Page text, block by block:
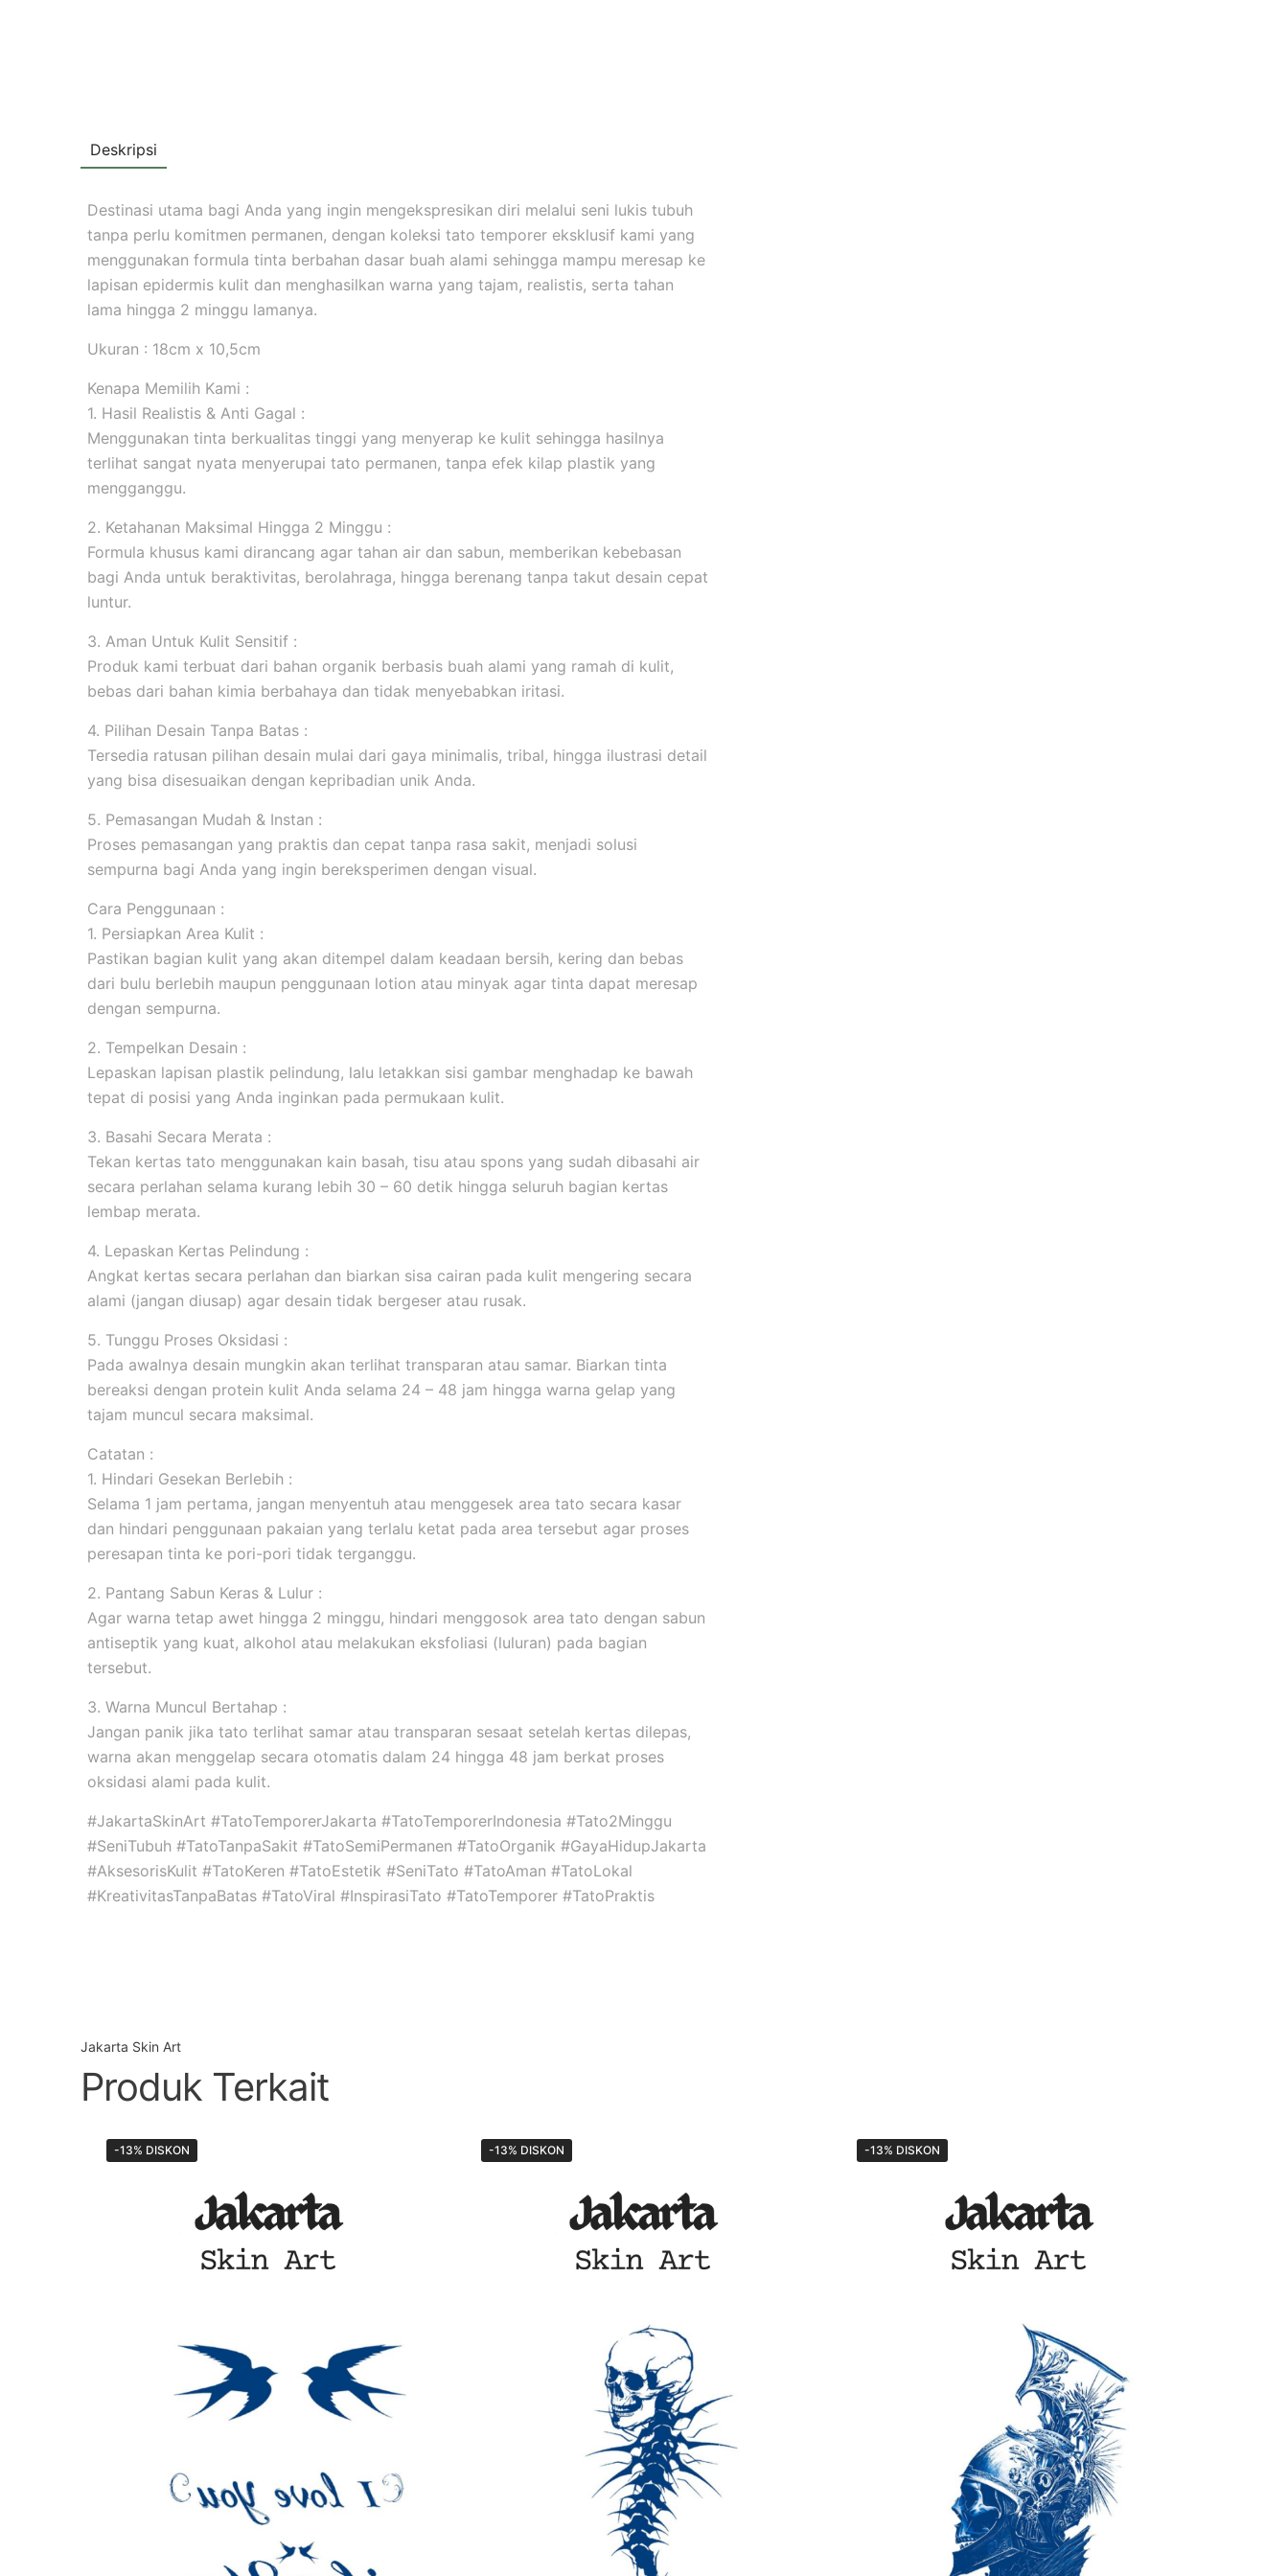
Deskripsi
Destinasi utama bagi Anda yang ingin mengekspresikan diri melalui seni lukis tubuh
tanpa perlu komitmen permanen, dengan koleksi tato temporer eksklusif kami yang
menggunakan formula tinta berbahan dasar buah alami sehingga mampu meresap ke
lapisan epidermis kulit dan menghasilkan warna yang tajam, realistis, serta tahan
lama hingga 2 minggu lamanya.
Ukuran : 18cm x 10,5cm
Kenapa Memilih Kami :
1. Hasil Realistis & Anti Gagal :
Menggunakan tinta berkualitas tinggi yang menyerap ke kulit sehingga hasilnya
terlihat sangat nyata menyerupai tato permanen, tanpa efek kilap plastik yang
mengganggu.
2. Ketahanan Maksimal Hingga 2 Minggu :
Formula khusus kami dirancang agar tahan air dan sabun, memberikan kebebasan
bagi Anda untuk beraktivitas, berolahraga, hingga berenang tanpa takut desain cepat
luntur.
3. Aman Untuk Kulit Sensitif :
Produk kami terbuat dari bahan organik berbasis buah alami yang ramah di kulit,
bebas dari bahan kimia berbahaya dan tidak menyebabkan iritasi.
4. Pilihan Desain Tanpa Batas :
Tersedia ratusan pilihan desain mulai dari gaya minimalis, tribal, hingga ilustrasi detail
yang bisa disesuaikan dengan kepribadian unik Anda.
5. Pemasangan Mudah & Instan :
Proses pemasangan yang praktis dan cepat tanpa rasa sakit, menjadi solusi
sempurna bagi Anda yang ingin bereksperimen dengan visual.
Cara Penggunaan :
1. Persiapkan Area Kulit :
Pastikan bagian kulit yang akan ditempel dalam keadaan bersih, kering dan bebas
dari bulu berlebih maupun penggunaan lotion atau minyak agar tinta dapat meresap
dengan sempurna.
2. Tempelkan Desain :
Lepaskan lapisan plastik pelindung, lalu letakkan sisi gambar menghadap ke bawah
tepat di posisi yang Anda inginkan pada permukaan kulit.
3. Basahi Secara Merata :
Tekan kertas tato menggunakan kain basah, tisu atau spons yang sudah dibasahi air
secara perlahan selama kurang lebih 30 – 60 detik hingga seluruh bagian kertas
lembap merata.
4. Lepaskan Kertas Pelindung :
Angkat kertas secara perlahan dan biarkan sisa cairan pada kulit mengering secara
alami (jangan diusap) agar desain tidak bergeser atau rusak.
5. Tunggu Proses Oksidasi :
Pada awalnya desain mungkin akan terlihat transparan atau samar. Biarkan tinta
bereaksi dengan protein kulit Anda selama 24 – 48 jam hingga warna gelap yang
tajam muncul secara maksimal.
Catatan :
1. Hindari Gesekan Berlebih :
Selama 1 jam pertama, jangan menyentuh atau menggesek area tato secara kasar
dan hindari penggunaan pakaian yang terlalu ketat pada area tersebut agar proses
peresapan tinta ke pori-pori tidak terganggu.
2. Pantang Sabun Keras & Lulur :
Agar warna tetap awet hingga 2 minggu, hindari menggosok area tato dengan sabun
antiseptik yang kuat, alkohol atau melakukan eksfoliasi (luluran) pada bagian
tersebut.
3. Warna Muncul Bertahap :
Jangan panik jika tato terlihat samar atau transparan sesaat setelah kertas dilepas,
warna akan menggelap secara otomatis dalam 24 hingga 48 jam berkat proses
oksidasi alami pada kulit.
#JakartaSkinArt #TatoTemporerJakarta #TatoTemporerIndonesia #Tato2Minggu
#SeniTubuh #TatoTanpaSakit #TatoSemiPermanen #TatoOrganik #GayaHidupJakarta
#AksesorisKulit #TatoKeren #TatoEstetik #SeniTato #TatoAman #TatoLokal
#KreativitasTanpaBatas #TatoViral #InspirasiTato #TatoTemporer #TatoPraktis
Jakarta Skin Art
Produk Terkait
-13% DISKON -13% DISKON -13% DISKON